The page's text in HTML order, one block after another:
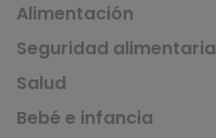
Alimentación
Seguridad alimentaria
Salud
Bebé e infancia